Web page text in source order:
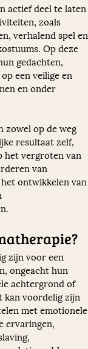
actief deel te laten
zoals
verhalend spel en
Op deze
gedachten,
een veilige en
en onder
zowel op de weg
resultaat zelf,
het vergroten van
van
ontwikkelen van
zijn voor een
ongeacht hun
achtergrond of
kan voordelig zijn
met emotionele
ervaringen,